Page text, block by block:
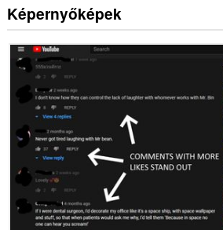
Ez
a
hozzáfér
adatához
néhány
webhelyen.
Képernyőképek